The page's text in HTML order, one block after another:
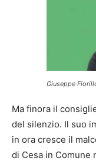
Giuseppe
Ma finora il
del silenzio. Il suo
in ora cresce il
di Cesa in Comune